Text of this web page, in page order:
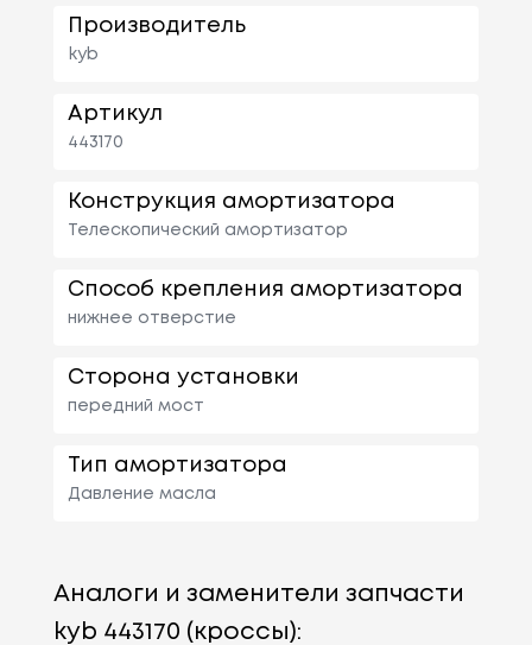
Производитель
kyb
Артикул
443170
Конструкция амортизатора
Телескопический амортизатор
Способ крепления амортизатора
нижнее отверстие
Сторона установки
передний мост
Тип амортизатора
Давление масла
Аналоги и заменители запчасти
kyb 443170 (кроссы):